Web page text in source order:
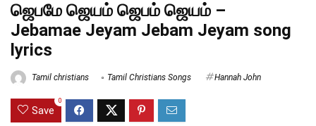
ஜெபமே ஜெயம் ஜெபம் ஜெயம் –
Jebamae Jeyam Jebam Jeyam song
lyrics
Tamil christians Tamil Christians Songs Hannah John
Save
0